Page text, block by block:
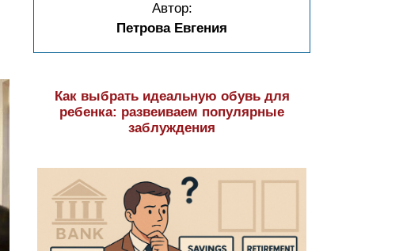
Автор:
Петрова Евгения
Как выбрать идеальную обувь для
ребенка: развеиваем популярные
заблуждения